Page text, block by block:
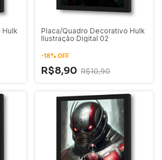
Hulk
Placa/Quadro Decorativo Hulk
Ilustração Digital 02
-18% OFF
R$8,90 R$10,90